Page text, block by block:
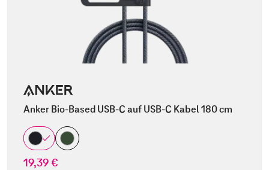
Anker Bio-Based USB-C auf USB-C Kabel 180 cm
19,39 €